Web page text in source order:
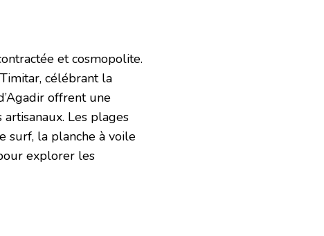
et cosmopolite.
célébrant la
offrent une
Les plages
surf, la planche à voile
explorer les